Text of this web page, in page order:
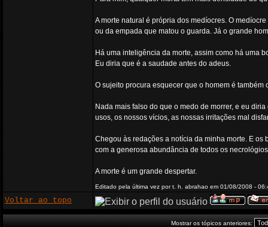
A morte natural é própria dos medíocres. O
ou da empada que matou o guarda. Já o grande
Há uma inteligência da morte, assim como há uma
Eu diria que é a saudade antes do adeus.
O sujeito procura esquecer que o homem é
Nada mais falso do que o medo de morrer, e eu
usos, os nossos vícios, as nossas irritações mal
Chegou às redações a notícia da minha morte. E
com a generosa abundância de todos os
A morte é um grande despertar.
Editado pela última vez por t. h. abrahao em 01/08/2008 -
Voltar ao topo
Mostrar os tópicos anteriores: